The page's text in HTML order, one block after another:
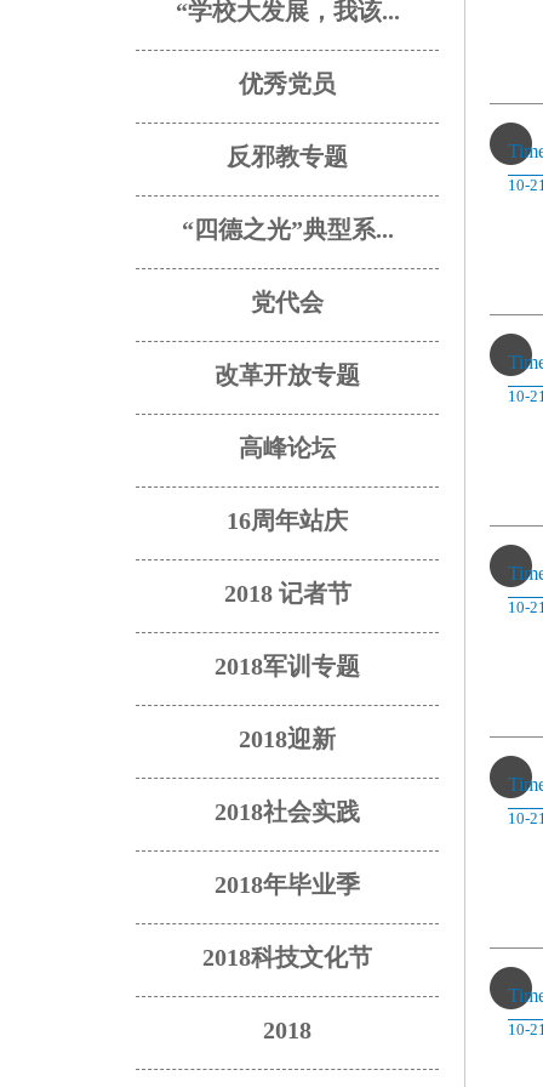
“学校大发展，我该...
优秀党员
反邪教专题
“四德之光”典型系...
党代会
改革开放专题
高峰论坛
16周年站庆
2018 记者节
2018军训专题
2018迎新
2018社会实践
2018年毕业季
2018科技文化节
2018
10-
10-
10-
10-
10-